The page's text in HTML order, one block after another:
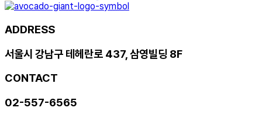
ADDRESS
서울시 강남구 테헤란로 437, 삼영빌딩 8F
CONTACT
02-557-6565